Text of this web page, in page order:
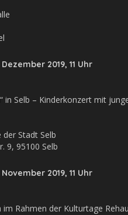
2019, 11 Uhr
in Selb – Kinderkonzert mit
Stadt Selb
9, 95100 Selb
2019, 11 Uhr
im Rahmen der Kulturtage Rehau